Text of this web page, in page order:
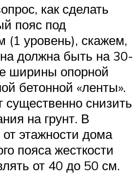
как сделать
пояс под
(1 уровень), скажем,
должна быть на 30-
ширины опорной
бетонной «ленты».
существенно снизить
на грунт. В
этажности дома
пояса жесткости
от 40 до 50 см.